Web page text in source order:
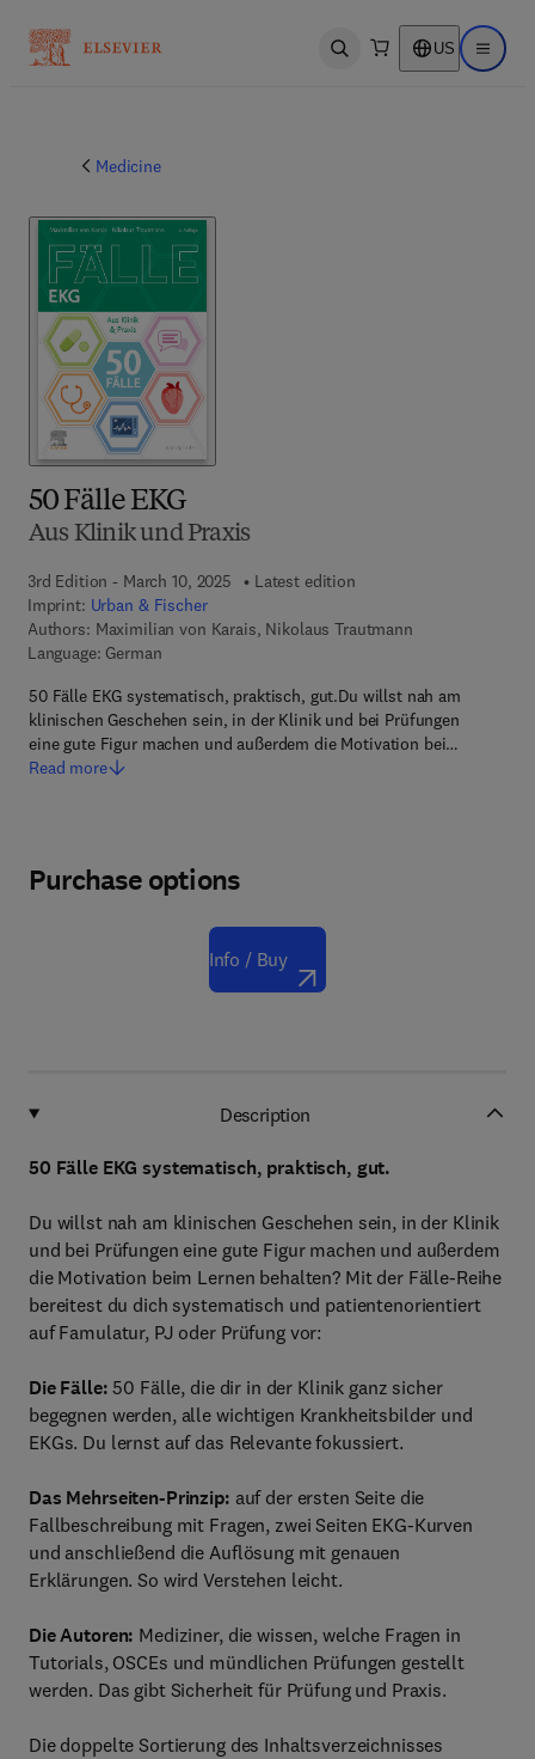
Open search US Open
Medicine
50 Fälle EKG
Aus Klinik und Praxis
3rd Edition - March 10, 2025
Latest edition
Imprint: Urban & Fischer
Authors: Maximilian von Karais, Nikolaus Trautmann
Language: German
50 Fälle EKG systematisch, praktisch, gut.Du willst nah am
klinischen Geschehen sein, in der Klinik und bei Prüfungen
eine gute Figur machen und außerdem die Motivation bei…
Read more
Purchase options
Info / Buy
Description
50 Fälle EKG systematisch, praktisch, gut.
Du willst nah am klinischen Geschehen sein, in der Klinik
und bei Prüfungen eine gute Figur machen und außerdem
die Motivation beim Lernen behalten? Mit der Fälle-Reihe
bereitest du dich systematisch und patientenorientiert
auf Famulatur, PJ oder Prüfung vor:
Die Fälle: 50 Fälle, die dir in der Klinik ganz sicher
begegnen werden, alle wichtigen Krankheitsbilder und
EKGs. Du lernst auf das Relevante fokussiert.
Das Mehrseiten-Prinzip: auf der ersten Seite die
Fallbeschreibung mit Fragen, zwei Seiten EKG-Kurven
und anschließend die Auflösung mit genauen
Erklärungen. So wird Verstehen leicht.
Die Autoren: Mediziner, die wissen, welche Fragen in
Tutorials, OSCEs und mündlichen Prüfungen gestellt
werden. Das gibt Sicherheit für Prüfung und Praxis.
Die doppelte Sortierung des Inhaltsverzeichnisses